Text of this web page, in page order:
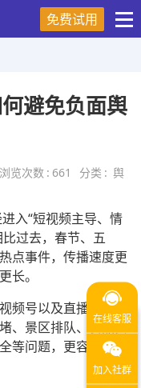
免费试用
避免负面舆
浏览次数 : 661 分类 : 舆
入“短视频主导、情
过去，春节、五
点事件，传播速度更
长。
频号以及直播平台快
、景区排队、食品安
等问题，更容易形成